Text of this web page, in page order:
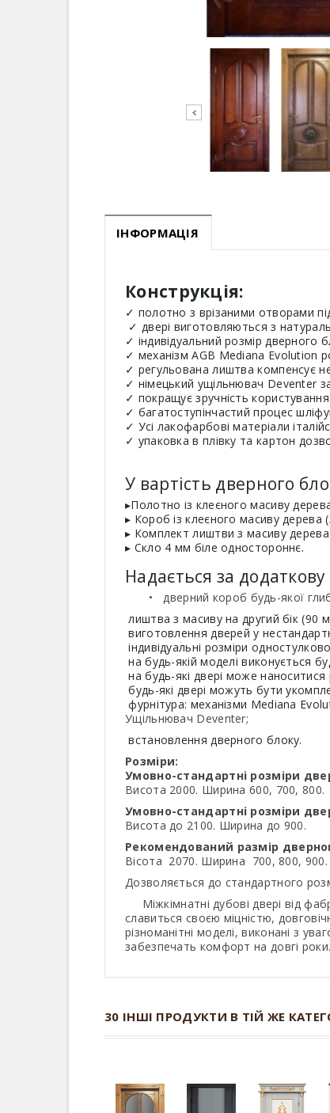
ІНФОРМАЦІЯ
Конструкція:
✓ полотно з врізаними отворами
✓ двері виготовляються з
✓ індивідуальний розмір дверного
✓ механізм AGB Mediana Evolution
✓ регульована лиштва компенсує
✓ німецький ущільнювач Deventer
✓ покращує зручність
✓ багатоступінчастий процес
✓ Усі лакофарбові матеріали
✓ упаковка в плівку та картон
У вартість дверного
▸Полотно із клеєного масиву
▸ Короб із клеєного масиву
▸ Комплект лиштви з масиву
▸ Скло 4 мм біле одностороннє.
Надається за
• дверний короб будь-якої
лиштва з масиву на другий бік (90
виготовлення дверей у
індивідуальні розміри
на будь-якій моделі виконується
на будь-які двері може
будь-які двері можуть бути
фурнітура: механізми Mediana
Ущільнювач Deventer;
встановлення дверного блоку.
Розміри:
Умовно-стандартні розміри
Висота 2000. Ширина 600, 700, 800.
Умовно-стандартні розміри
Висота до 2100. Ширина до 900.
Рекомендований размір
Вісота 2070. Ширина 700, 800, 900.
Дозволяється до стандартного
Міжкімнатні дубові двері від
славиться своєю міцністю,
різноманітні моделі, виконані з
забезпечать комфорт на довгі
30 ІНШІ ПРОДУКТИ В ТІЙ ЖЕ